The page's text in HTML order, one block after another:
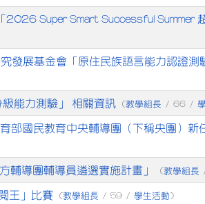
Super Smart Successful Summer
發展基金會「原住民族語言能力認證測
能力測驗」 相關資訊 (教學組長 / 66 /
部國民教育中央輔導團（下稱央團）新
輔導團輔導員遴選實施計畫」 (教學組長
王」比賽 (教學組長 / 59 / 學生活動 )